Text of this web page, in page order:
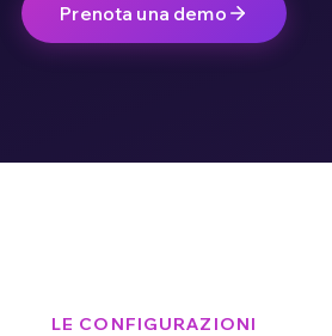
Prenota una demo
LE CONFIGURAZIONI